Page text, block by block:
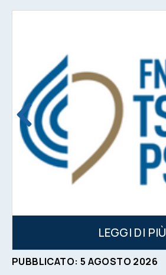
LEGGI DI PIÙ
PUBBLICATO: 5 AGOSTO 2026